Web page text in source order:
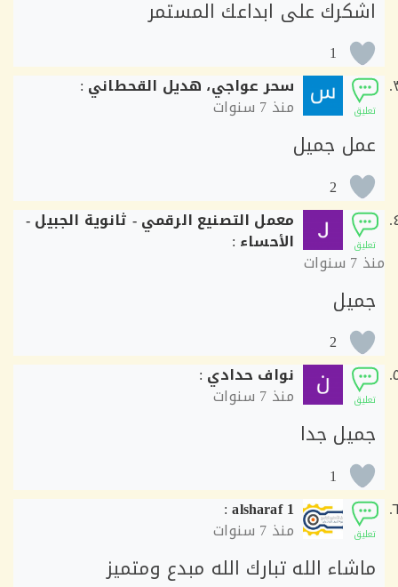
على ابداعك المستمر
1
سحر عواجي، هديل القحطاني:
منذ
جميل
2
معمل التصنيع الرقمي - ثانوية الجبيل -
الأحساء:
2
نواف حدادي:
منذ
جدا
1
alsharaf 1
:
منذ7 سنوات
الله تبارك الله مبدع ومتميز